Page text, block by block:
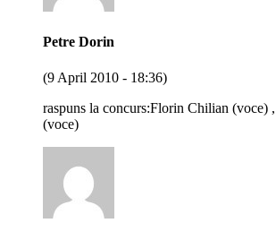
Petre Dorin
(9 April 2010 - 18:36)
raspuns la concurs:Florin Chilian (voce)
(voce)